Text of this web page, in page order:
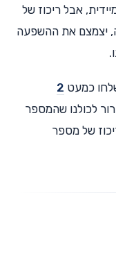
אבל ריכוז של
יצמצם את ההשפעה
כמעט 2
לכולנו שהמספר
של מספר